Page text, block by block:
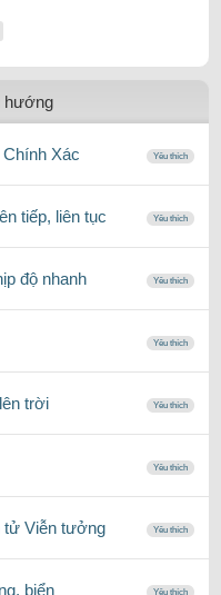
hướng
Xác Yêu thích
tiếp, liên tục Yêu thích
độ nhanh Yêu thích
Yêu thích
trời Yêu thích
Yêu thích
tử Viễn tưởng Yêu thích
biển Yêu thích